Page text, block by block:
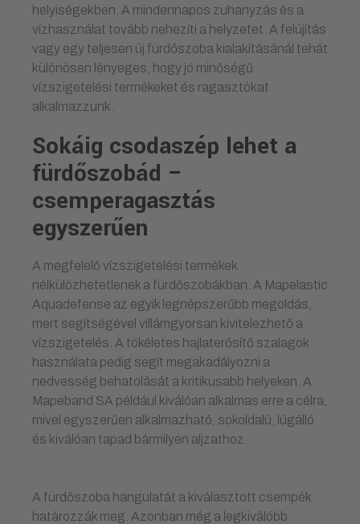
helyiségekben. A mindennapos zuhanyzás és a
vízhasználat tovább nehezíti a helyzetet. A felújítás
vagy egy teljesen új fürdőszoba kialakításánál tehát
különösen lényeges, hogy jó minőségű
vízszigetelési termékeket és ragasztókat
alkalmazzunk.
Sokáig csodaszép lehet a
fürdőszobád –
csemperagasztás
egyszerűen
A megfelelő vízszigetelési termékek
nélkülözhetetlenek a fürdőszobákban. A Mapelastic
Aquadefense az egyik legnépszerűbb megoldás,
mert segítségével villámgyorsan kivitelezhető a
vízszigetelés. A tökéletes hajlaterősítő szalagok
használata pedig segít megakadályozni a
nedvesség behatolását a kritikusabb helyeken. A
Mapeband SA például kiválóan alkalmas erre a célra,
mivel egyszerűen alkalmazható, sokoldalú, lúgálló
és kiválóan tapad bármilyen aljzathoz.
A fürdőszoba hangulatát a kiválasztott csempék
határozzák meg. Azonban még a legkiválóbb